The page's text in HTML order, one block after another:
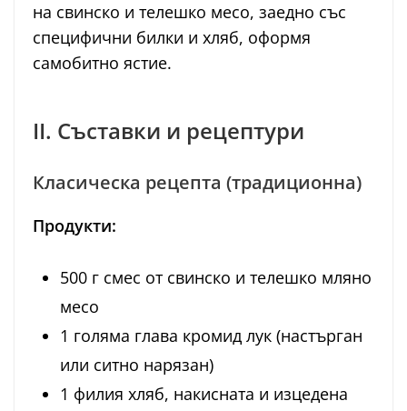
на свинско и телешко месо, заедно със
специфични билки и хляб, оформя
самобитно ястие.
II. Съставки и рецептури
Класическа рецепта (традиционна)
Продукти:
500 г смес от свинско и телешко мляно
месо
1 голяма глава кромид лук (настърган
или ситно нарязан)
1 филия хляб, накисната и изцедена